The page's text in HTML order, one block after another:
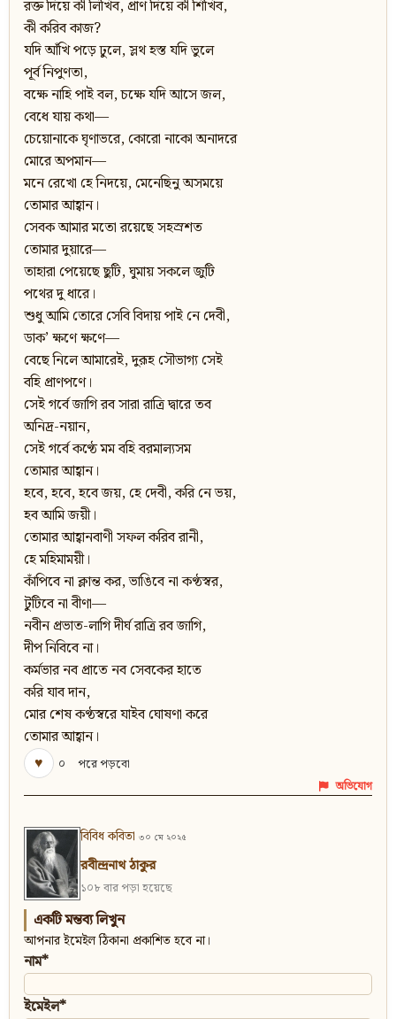
রক্ত দিয়ে কী লিখিব, প্রাণ দিয়ে কী শিখিব,
কী করিব কাজ?
যদি আঁখি পড়ে ঢুলে, স্লথ হস্ত যদি ভুলে
পূর্ব নিপুণতা,
বক্ষে নাহি পাই বল, চক্ষে যদি আসে জল,
বেধে যায় কথা—
চেয়োনাকে ঘৃণাভরে, কোরো নাকো অনাদরে
মোরে অপমান—
মনে রেখো হে নিদয়ে, মেনেছিনু অসময়ে
তোমার আহ্বান।
সেবক আমার মতো রয়েছে সহস্রশত
তোমার দুয়ারে—
তাহারা পেয়েছে ছুটি, ঘুমায় সকলে জুটি
পথের দু ধারে।
শুধু আমি তোরে সেবি বিদায় পাই নে দেবী,
ডাক’ ক্ষণে ক্ষণে—
বেছে নিলে আমারেই, দুরূহ সৌভাগ্য সেই
বহি প্রাণপণে।
সেই গর্বে জাগি রব সারা রাত্রি দ্বারে তব
অনিদ্র-নয়ান,
সেই গর্বে কণ্ঠে মম বহি বরমাল্যসম
তোমার আহ্বান।
হবে, হবে, হবে জয়, হে দেবী, করি নে ভয়,
হব আমি জয়ী।
তােমার আহ্বানবাণী সফল করিব রানী,
হে মহিমাময়ী।
কাঁপিবে না ক্লান্ত কর, ভাঙিবে না কণ্ঠস্বর,
টুটিবে না বীণা—
নবীন প্রভাত-লাগি দীর্ঘ রাত্রি রব জাগি,
দীপ নিবিবে না।
কর্মভার নব প্রাতে নব সেবকের হাতে
করি যাব দান,
মাের শেষ কণ্ঠস্বরে যাইব ঘােষণা করে
তােমার আহ্বান।
♥
০ পরে পড়বো
অভিযোগ
বিবিধ কবিতা ৩০ মে ২০২৫
রবীন্দ্রনাথ ঠাকুর
১০৮ বার পড়া হয়েছে
একটি মন্তব্য লিখুন
আপনার ইমেইল ঠিকানা প্রকাশিত হবে না।
নাম*
ইমেইল*